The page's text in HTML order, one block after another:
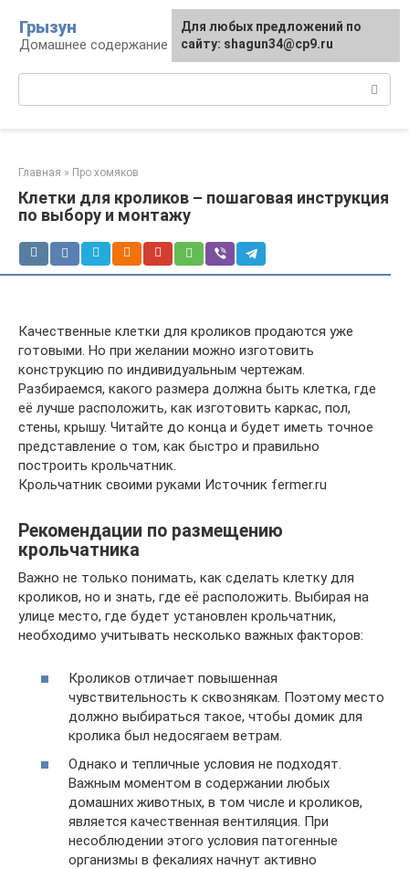
контенту
Грызун
Домашнее содержание грызунов
Главная » Про хомяков
Клетки для кроликов – пошаговая инструкция
по выбору и монтажу
Качественные клетки для кроликов продаются уже
готовыми. Но при желании можно изготовить
конструкцию по индивидуальным чертежам.
Разбираемся, какого размера должна быть клетка, где
её лучше расположить, как изготовить каркас, пол,
стены, крышу. Читайте до конца и будет иметь точное
представление о том, как быстро и правильно
построить крольчатник.
Крольчатник своими руками Источник fermer.ru
Рекомендации по размещению
крольчатника
Важно не только понимать, как сделать клетку для
кроликов, но и знать, где её расположить. Выбирая на
улице место, где будет установлен крольчатник,
необходимо учитывать несколько важных факторов:
Кроликов отличает повышенная
чувствительность к сквознякам. Поэтому место
должно выбираться такое, чтобы домик для
кролика был недосягаем ветрам.
Однако и тепличные условия не подходят.
Важным моментом в содержании любых
домашних животных, в том числе и кроликов,
является качественная вентиляция. При
несоблюдении этого условия патогенные
организмы в фекалиях начнут активно
Для любых предложений по
сайту: shagun34@cp9.ru